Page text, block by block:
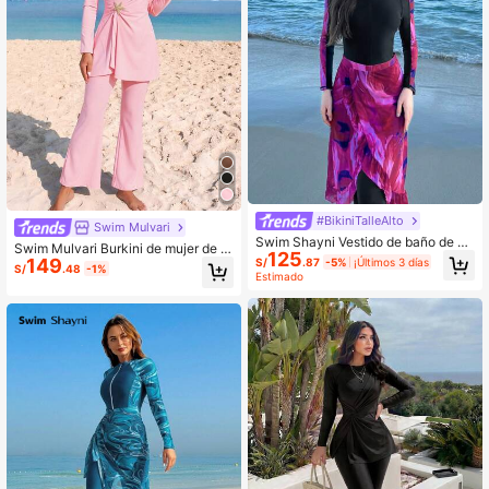
Swim Mulvari
Swim Mulvari Burkini de mujer de u
nicolor con decoración metálica, m
anga larga con campana y cremalle
S/149.48 -1%
#BikiniTalleAlto
Swim Shayni Vestido de baño de un
a pieza con estampado floral para
mujer para playa, ropa árabe
S/125.87 -5% ¡Últimos 3 días
Estimado